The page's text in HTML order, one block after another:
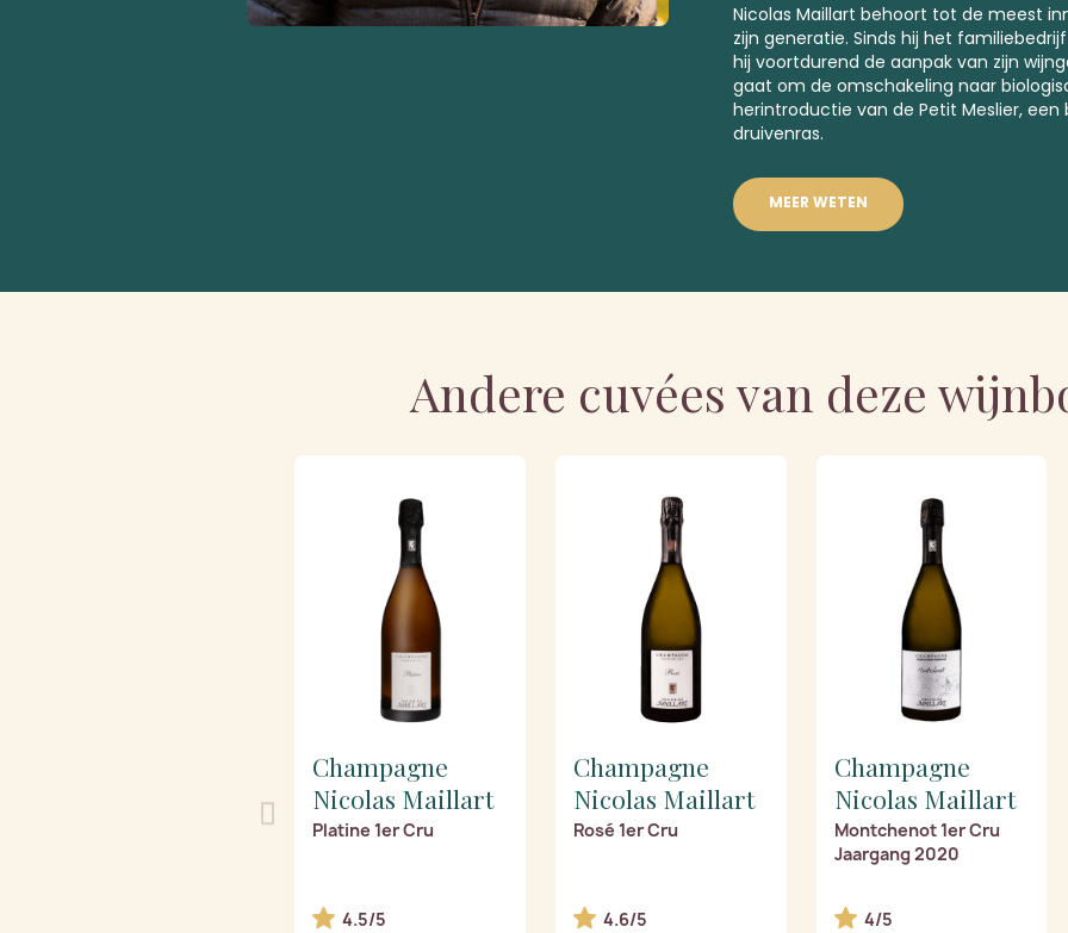
Nicolas Maillart behoort tot de meest
zijn generatie. Sinds hij het
hij voortdurend de aanpak van zijn
gaat om de omschakeling naar
herintroductie van de Petit Meslier, een
druivenras.
MEER WETEN
Andere cuvées van deze
Champagne
Nicolas Maillart
Platine 1er Cru
4.5/5
Champagne
Nicolas Maillart
Rosé 1er Cru
4.6/5
Champagne
Nicolas Maillart
Montchenot 1er Cru
Jaargang 2020
4/5